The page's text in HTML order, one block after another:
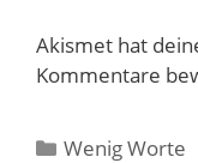
Akismet hat
Kommentare
Kategorien
Wenig Worte